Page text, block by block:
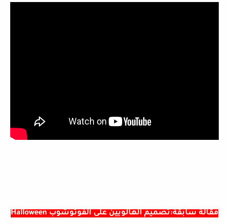
مقالة سابقة:تصميم الهالويين على الفوتوشوب Halloween